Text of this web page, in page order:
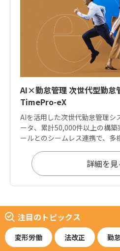
AI×勤怠管理 次世代型勤怠
TimePro-eX
AIを活用した次世代勤怠管理シ
ータ、累計50,000件以上の構
ールとのシームレス連携で、多
詳細を見
注目のトピックス
変形労働 法改正 勤